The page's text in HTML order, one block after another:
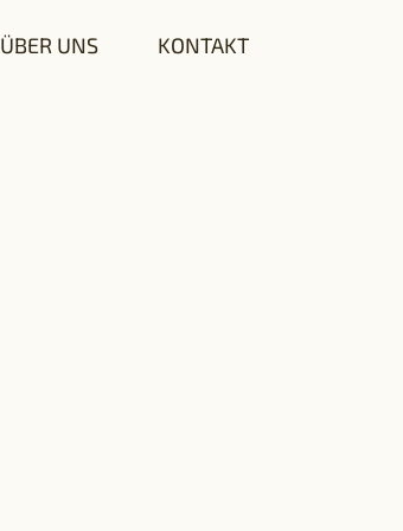
ÜBER UNS KONTAKT